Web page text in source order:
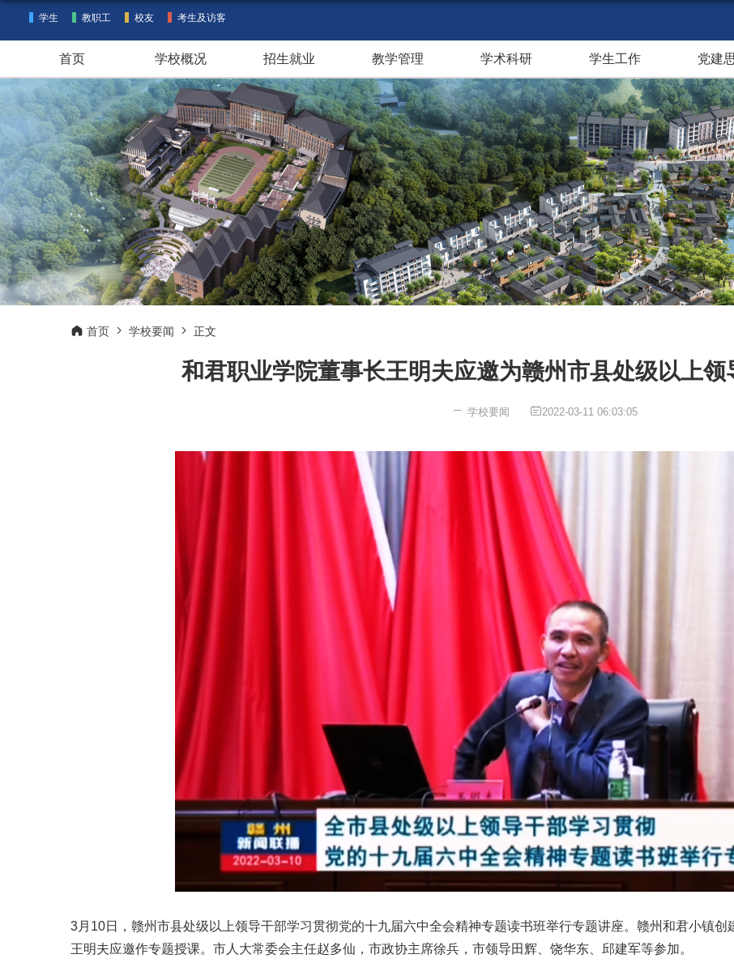
学生 教职工 校友 考生及访客
首页 学校概况 招生就业 教学管理 学术科研 学生工作 党建
首页 学校要闻 正文
和君职业学院董事长王明夫应邀为赣州市县处级以上
学校要闻 2022-03-11 06:03:05
3月10日，赣州市县处级以上领导干部学习贯彻党的十九届六中全会精神专题读书班举行专题讲座。赣州和君小镇
王明夫应邀作专题授课。市人大常委会主任赵多仙，市政协主席徐兵，市领导田辉、饶华东、邱建军等参加。